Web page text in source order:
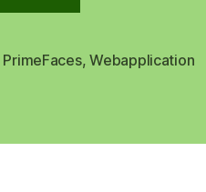
Netbeans
PrimeFaces,Webapplication